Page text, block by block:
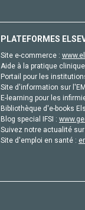
PLATEFORMES
Site e-commerce :
Aide à la pratique
Portail pour les
Site d'information sur
E-learning pour les
Bibliothèque d'e-books
Blog special IFSI :
Suivez notre actualité
Site d'emploi en santé :